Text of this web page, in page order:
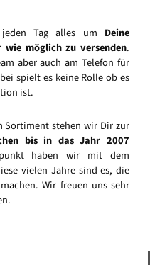
Tag alles um Deine
wie möglich zu versenden.
aber auch am Telefon für
spielt es keine Rolle ob es
ist.
Sortiment stehen wir Dir zur
bis in das Jahr 2007
haben wir mit dem
vielen Jahre sind es, die
Wir freuen uns sehr